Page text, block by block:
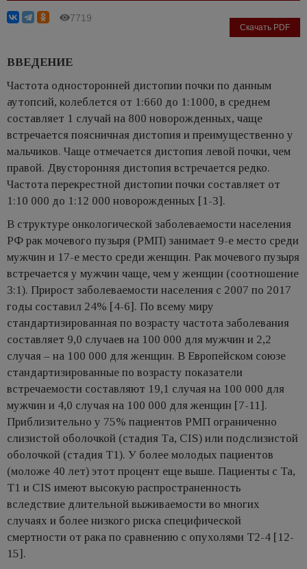
7719
Скачать PDF
ВВЕДЕНИЕ
Частота односторонней дистопии почки по данным
аутопсий, колеблется от 1:660 до 1:1000, в среднем
составляет 1 случай на 800 новорожденных, чаще
встречается поясничная дистопия и преимущественно у
мальчиков. Чаще отмечается дистопия левой почки, чем
правой. Двусторонняя дистопия встречается редко.
Частота перекрестной дистопии почки составляет от
1:10 000 до 1:12 000 новорожденных [1-3].
В структуре онкологической заболеваемости населения
РФ рак мочевого пузыря (РМП) занимает 9-е место среди
мужчин и 17-е место среди женщин. Рак мочевого пузыря
встречается у мужчин чаще, чем у женщин (соотношение
3:1). Прирост заболеваемости населения с 2007 по 2017
годы составил 24% [4-6]. По всему миру
стандартизированная по возрасту частота заболевания
составляет 9,0 случаев на 100 000 для мужчин и 2,2
случая – на 100 000 для женщин. В Европейском союзе
стандартизированные по возрасту показатели
встречаемости составляют 19,1 случая на 100 000 для
мужчин и 4,0 случая на 100 000 для женщин [7-11].
Приблизительно у 75% пациентов РМП ограниченно
слизистой оболочкой (стадия Та, CIS) или подслизистой
оболочкой (стадия Т1). У более молодых пациентов
(моложе 40 лет) этот процент еще выше. Пациенты с Ta,
T1 и CIS имеют высокую распространенность
вследствие длительной выживаемости во многих
случаях и более низкого риска специфической
смертности от рака по сравнению с опухолями T2-4 [12-
15].